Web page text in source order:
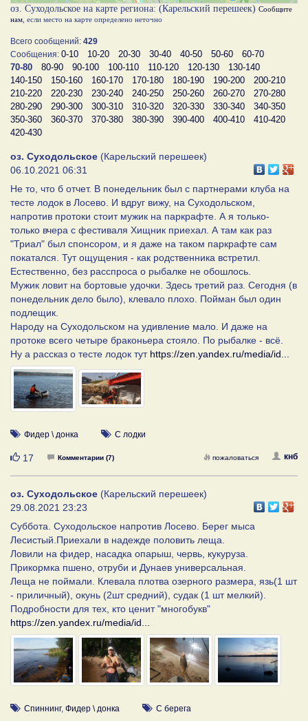
оз. Суходольское на карте региона: (Карельский перешеек) Сообщите
нам , если место на карте определено неточно
Всего сообщений: 429
Сообщения: 0-10 10-20 20-30 30-40 40-50 50-60
60-70
70-80
80-90 90-100 100-110 110-120 120-130
130-140
140-150
150-160 160-170 170-180 180-190 190-200
200-210
210-220
220-230 230-240 240-250 250-260 260-270
270-280
280-290
290-300 300-310 310-320 320-330 330-340
340-350
350-360
360-370 370-380 380-390 390-400 400-410
410-420
420-430
оз. Суходольское (Карельский перешеек)
06.10.2021 06:31
Не то, что б отчет. В понедельник был с партнерами клуба на
тесте лодок в Лосево. И вдруг вижу, на Суходольском,
напротив протоки стоит мужик на паркрафте. А я только-
только вчера с фестиваля Хищник приехал. А там как раз
"Триал" был спонсором, и я даже на таком паркрафте сам
покатался. Тут ощущения - как родственника встретил.
Естественно, без расспроса о рыбалке не обошлось.
Мужик ловит на бортовые удочки. Здесь третий раз. Сегодня (в
понедельник дело было), клевало плохо. Пойман был один
подлещик.
Народу на Суходольском на удивление мало. И даже на
протоке всего четыре браконьера стояло. По рыбалке - всё.
Ну а рассказ о тесте лодок тут https://zen.yandex.ru/media/id...
Фидер \ донка С лодки
Нравится
17 Комментарии (7) кнб
пожаловаться
оз. Суходольское (Карельский перешеек)
29.08.2021 23:23
Суббота. Суходольское напротив Лосево. Берег мыса
Лесистый.Приехали в надежде половить леща.
Ловили на фидер, насадка опарыш, червь, кукуруза.
Прикормка пшено, отруби и Дунаев универсальная.
Леща не поймали. Клевала плотва озерного размера, язь(1 шт
- приличный), окунь (2шт средний), судак (1 шт мелкий).
Подробности для тех, кто ценит "многобукв"
https://zen.yandex.ru/media/id...
Спиннинг, Фидер \ донка С берега